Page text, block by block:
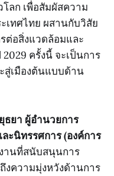
ลก เพื่อสัมผัสความ
เทศไทย ผสานกับวิสัย
ต่อสิ่งแวดล้อมและ
ครั้งนี้ จะเป็นการ
สู่เมืองต้นแบบด้าน
า ผู้อำนวยการ
ะนิทรรศการ (องค์การ
านที่สนับสนุนการ
งความมุ่งหวังด้านการ